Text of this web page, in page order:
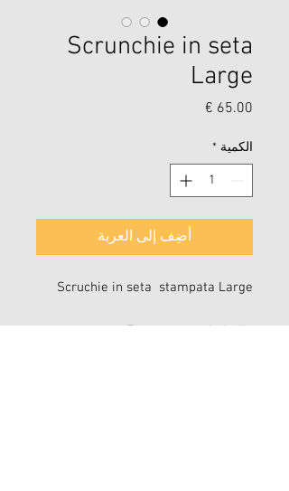
Scrunchie in seta
Large
السعر
الكمية *
أضِف إلى العربة
Scruchie in seta stampata Large
Fatto a mano in Italia